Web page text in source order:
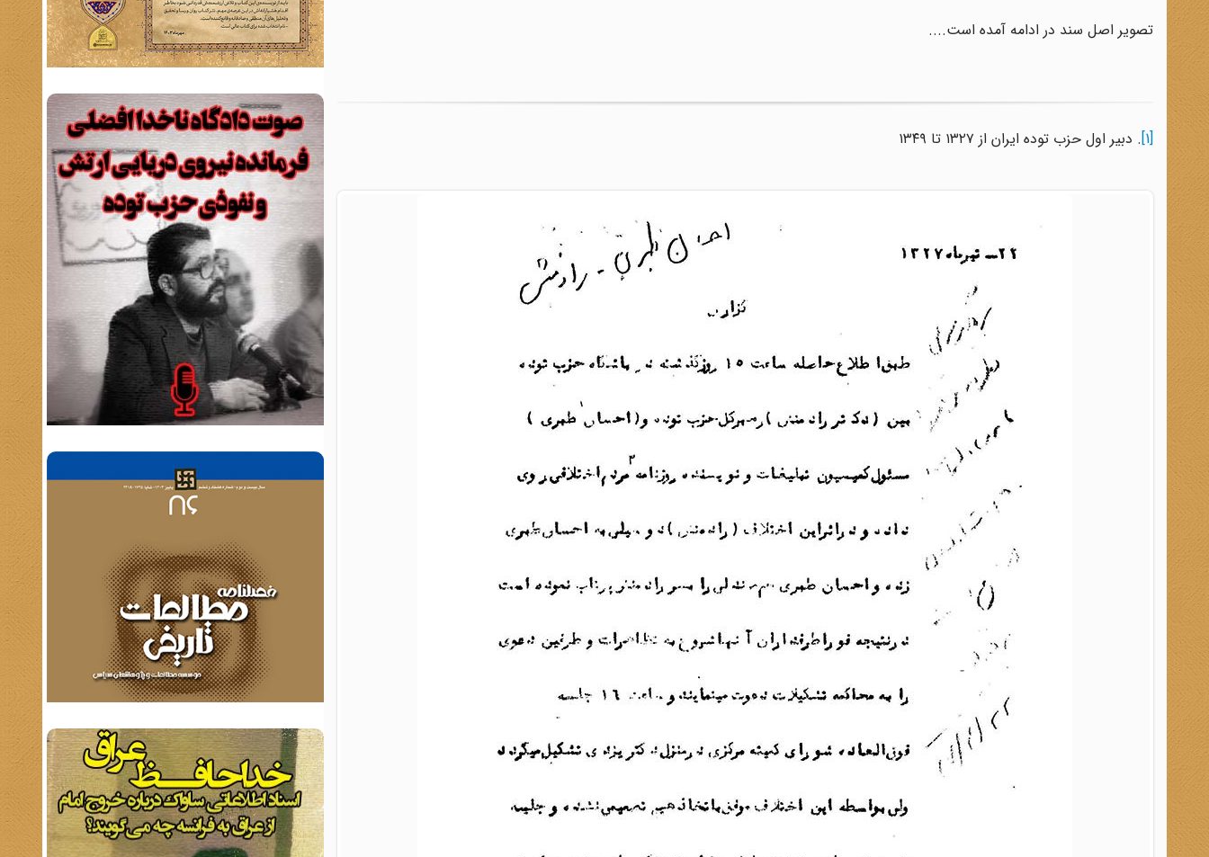
تصویر اصل سند در ادامه آمده است....
[1] . دبیر اول حزب توده ایران از ۱۳۲۷ تا ۱۳۴۹